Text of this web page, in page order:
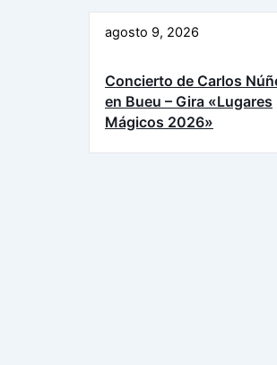
agosto 9, 2026
Concierto de Carlos
en Bueu – Gira «Lugares
Mágicos 2026»